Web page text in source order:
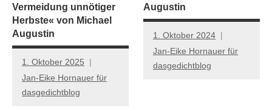
Vermeidung unnötiger
Herbste« von Michael
Augustin
1. Oktober 2025
Jan-Eike Hornauer für
dasgedichtblog
Augustin
1. Oktober 2024
Jan-Eike Hornauer für
dasgedichtblog